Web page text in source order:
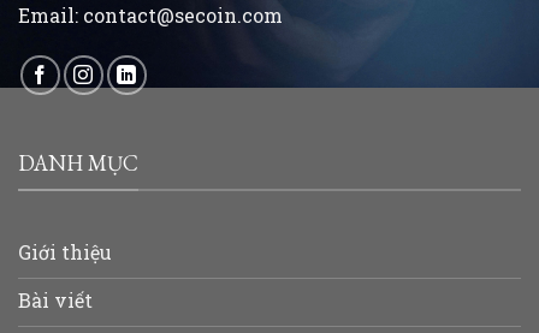
Email: contact@secoin.com
DANH MỤC
Giới thiệu
Bài viết